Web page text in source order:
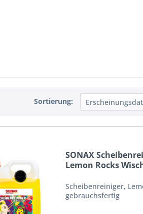
Sortierung:
SONAX
Lemon Rocks
Scheibenreiniger,
gebrauchsfertig